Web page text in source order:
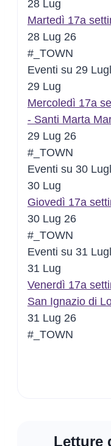
28 Lug
Martedì 17a
28 Lug 26
#_TOWN
Eventi su 29
29 Lug
Mercoledì 17a
- Santi Marta
29 Lug 26
#_TOWN
Eventi su 30
30 Lug
Giovedì 17a
30 Lug 26
#_TOWN
Eventi su 31
31 Lug
Venerdì 17a
San Ignazio di
31 Lug 26
#_TOWN
Letture